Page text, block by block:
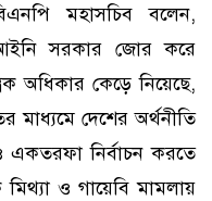
মহাসচিব বলেন,
সরকার জোর করে
অধিকার কেড়ে নিয়েছে,
মাধ্যমে দেশের অর্থনীতি
একতরফা নির্বাচন করতে
ও গায়েবি মামলায়